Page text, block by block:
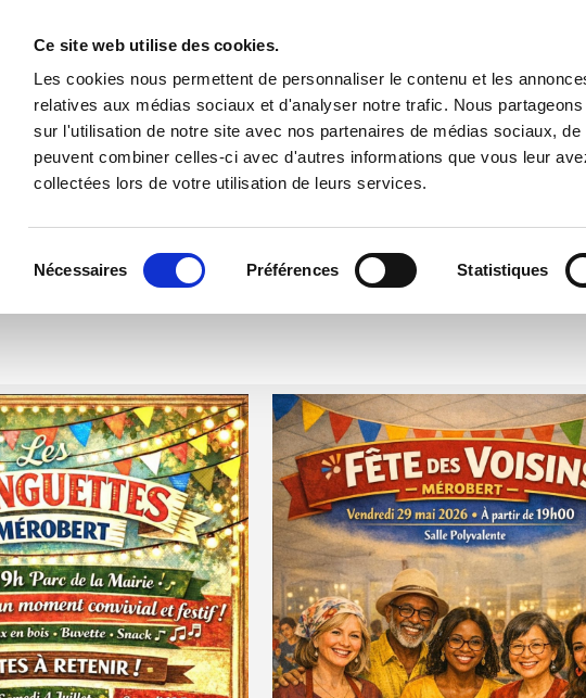
Ce site web utilise des cookies.
Les cookies nous permettent de personnaliser le contenu et les
relatives aux médias sociaux et d'analyser notre trafic. Nous
sur l'utilisation de notre site avec nos partenaires de médias sociaux,
peuvent combiner celles-ci avec d'autres informations que vous leur
collectées lors de votre utilisation de leurs services.
du
Nécessaires Préférences Statistiques
Événements et